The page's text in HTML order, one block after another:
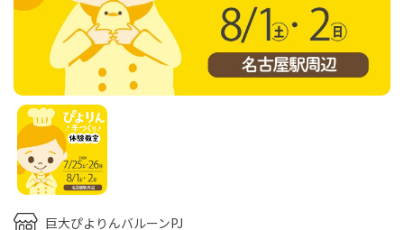
巨大ぴよりんバルーンPJ